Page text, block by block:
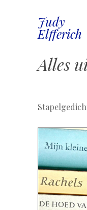
Judy
Elfferich
Spring
naar
Alles